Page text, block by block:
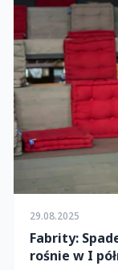
29.08.2025
Fabrity:
rośnie w I